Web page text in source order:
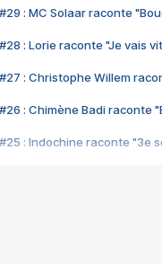
#29 : MC Solaar raconte
#28 : Lorie raconte "Je vais
#27 : Christophe Willem
#26 : Chimène Badi raconte
#25 : Indochine raconte "3e